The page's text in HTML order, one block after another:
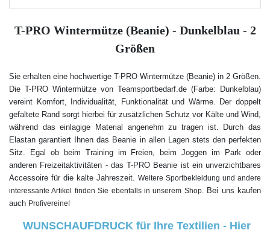
T-PRO Wintermütze (Beanie) - Dunkelblau - 2
Größen
Sie erhalten eine hochwertige T-PRO Wintermütze (Beanie) in 2 Größen.
Die T-PRO Wintermütze von Teamsportbedarf.de (Farbe: Dunkelblau)
vereint Komfort, Individualität, Funktionalität und Wärme. Der doppelt
gefaltete Rand sorgt hierbei für zusätzlichen Schutz vor Kälte und Wind,
während das einlagige Material angenehm zu tragen ist. Durch das
Elastan garantiert Ihnen das Beanie in allen Lagen stets den perfekten
Sitz. Egal ob beim Training im Freien, beim Joggen im Park oder
anderen Freizeitaktivitäten - das T-PRO Beanie ist ein unverzichtbares
Accessoire für die kalte Jahreszeit. Weitere Sportbekleidung und andere
interessante Artikel finden Sie ebenfalls in unserem Shop.
Bei uns kaufen
auch Profivereine!
WUNSCHAUFDRUCK für Ihre Textilien - Hier